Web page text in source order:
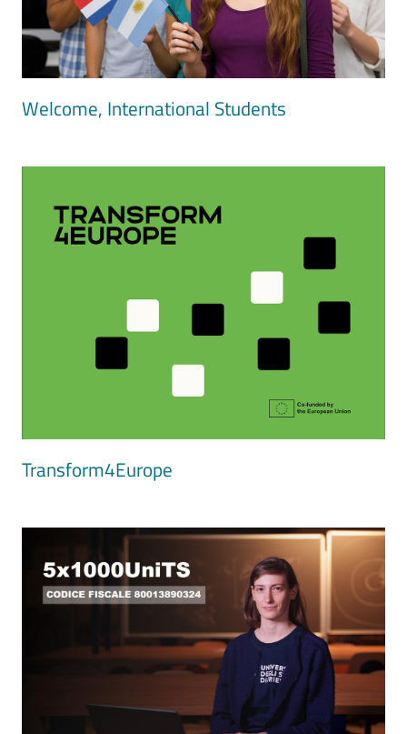
Welcome, International Students
Transform4Europe